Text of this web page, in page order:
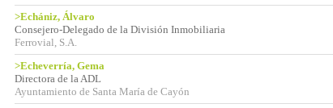
>Echániz, Álvaro
Consejero-Delegado de la División Inmobiliaria
Ferrovial, S.A.
>Echeverría, Gema
Directora de la ADL
Ayuntamiento de Santa María de Cayón